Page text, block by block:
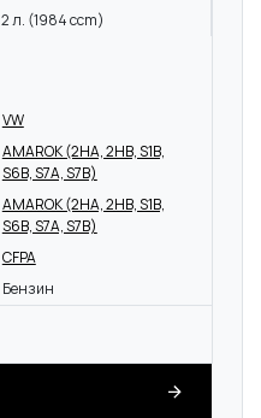
2 л. (1984 ccm)
VW
AMAROK (2HA, 2HB, S1B,
S6B, S7A, S7B)
AMAROK (2HA, 2HB, S1B,
S6B, S7A, S7B)
CFPA
Бензин